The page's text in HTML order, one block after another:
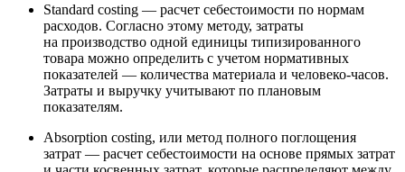
Standard costing — расчет себестоимости по нормам
расходов. Согласно этому методу, затраты
на производство одной единицы типизированного
товара можно определить с учетом нормативных
показателей — количества материала и человеко-часов.
Затраты и выручку учитывают по плановым
показателям.
Absorption costing, или метод полного поглощения
затрат — расчет себестоимости на основе прямых затрат